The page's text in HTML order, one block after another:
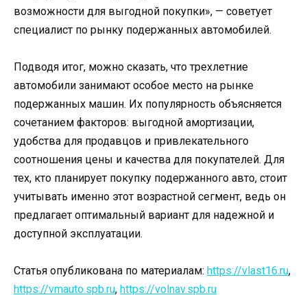
возможности для выгодной покупки», — советует
специалист по рынку подержанных автомобилей.
Подводя итог, можно сказать, что трехлетние
автомобили занимают особое место на рынке
подержанных машин. Их популярность объясняется
сочетанием факторов: выгодной амортизации,
удобства для продавцов и привлекательного
соотношения цены и качества для покупателей. Для
тех, кто планирует покупку подержанного авто, стоит
учитывать именно этот возрастной сегмент, ведь он
предлагает оптимальный вариант для надежной и
доступной эксплуатации.
Статья опубликована по материалам: https://vlast16.ru,
https://vmauto.spb.ru, https://volnav.spb.ru